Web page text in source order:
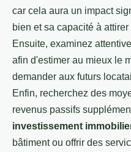
car cela aura un impact
bien et sa capacité à
Ensuite, examinez
afin d'estimer au mieux le
demander aux futurs
Enfin, recherchez des
revenus passifs
investissement
bâtiment ou offrir des